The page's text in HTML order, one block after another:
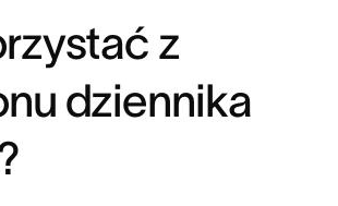
z
dziennika